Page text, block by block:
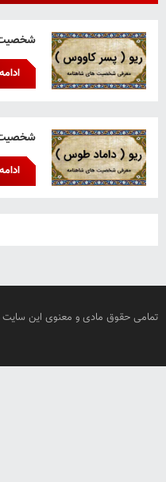
شخصیت
شخصیت
تمامی حقوق مادی و معنوی این